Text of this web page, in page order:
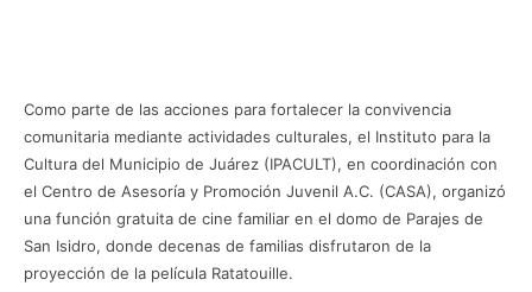
Como parte de las acciones para fortalecer la convivencia
comunitaria mediante actividades culturales, el Instituto para la
Cultura del Municipio de Juárez (IPACULT), en coordinación con
el Centro de Asesoría y Promoción Juvenil A.C. (CASA), organizó
una función gratuita de cine familiar en el domo de Parajes de
San Isidro, donde decenas de familias disfrutaron de la
proyección de la película Ratatouille.